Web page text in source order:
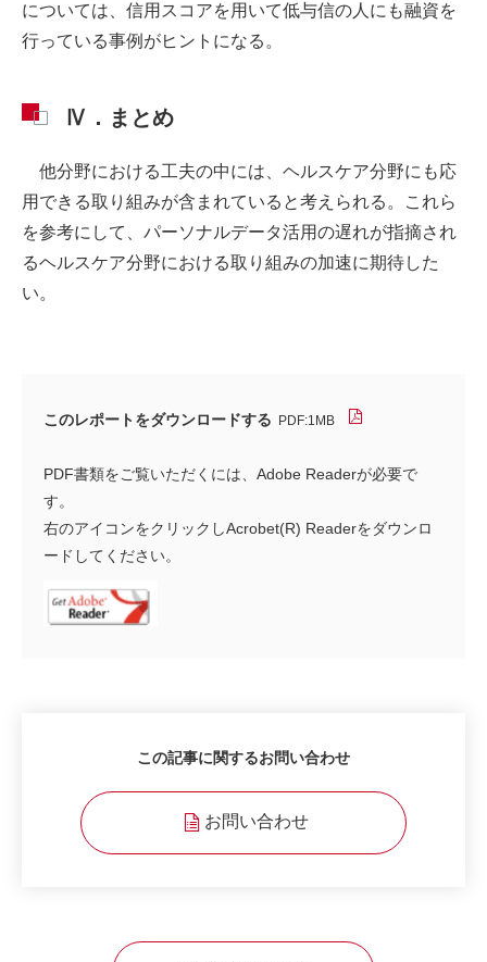
については、信用スコアを用いて低与信の人にも融資を
行っている事例がヒントになる。
Ⅳ．まとめ
他分野における工夫の中には、ヘルスケア分野にも応
用できる取り組みが含まれていると考えられる。これら
を参考にして、パーソナルデータ活用の遅れが指摘され
るヘルスケア分野における取り組みの加速に期待した
い。
このレポートをダウンロードする PDF:1MB
PDF書類をご覧いただくには、Adobe Readerが必要で
す。
右のアイコンをクリックしAcrobet(R) Readerをダウンロ
ードしてください。
この記事に関するお問い合わせ
お問い合わせ